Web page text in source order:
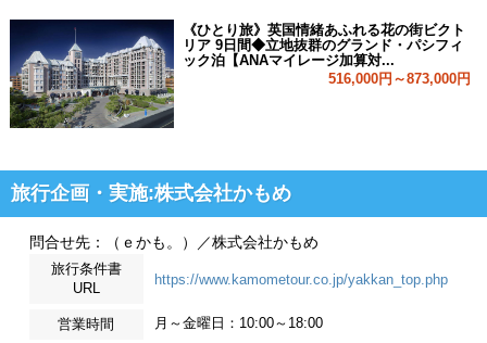
《ひとり旅》英国情緒あふれる花の街ビクト
リア 9日間◆立地抜群のグランド・パシフィ
ック泊【ANAマイレージ加算対...
516,000円～873,000円
旅行企画・実施:株式会社かもめ
問合せ先：（ｅかも。）／株式会社かもめ
旅行条件書
URL
https://www.kamometour.co.jp/yakkan_top.php
営業時間 月～金曜日：10:00～18:00